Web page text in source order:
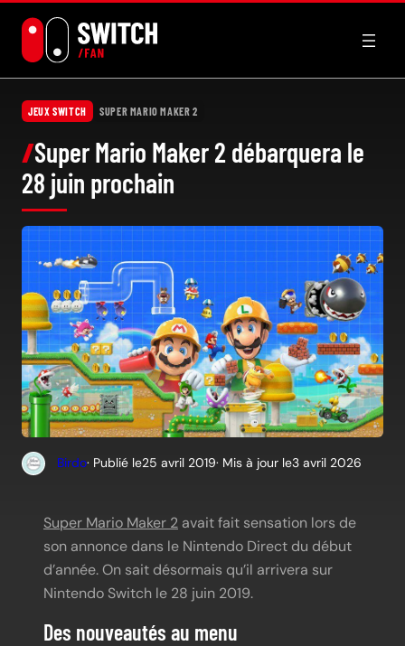
contenu
JEUX SWITCH SUPER MARIO MAKER 2
Super Mario Maker 2 débarquera le
28 juin prochain
Birdo· Publié le25 avril 2019· Mis à jour le3 avril 2026
Super Mario Maker 2 avait fait sensation lors de
son annonce dans le Nintendo Direct du début
d’année. On sait désormais qu’il arrivera sur
Nintendo Switch le 28 juin 2019.
Des nouveautés au menu